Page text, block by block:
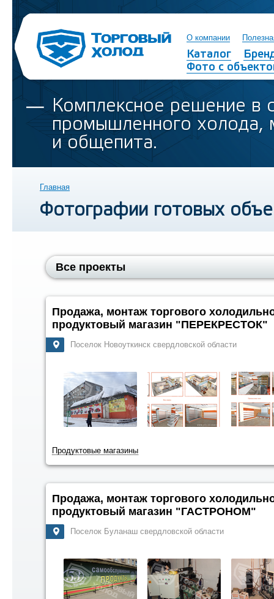
О компании
Каталог
Фото с
Комплексное решение в
промышленного холода,
и общепита.
Главная
Фотографии готовых
Все проекты
Продажа, монтаж торгового
продуктовый магазин "ПЕРЕКРЕСТОК"
Поселок Новоуткинск свердловской области
Продуктовые магазины
Продажа, монтаж торгового
продуктовый магазин "ГАСТРОНОМ"
Поселок Буланаш свердловской области